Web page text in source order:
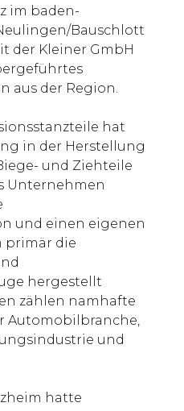
im baden-
Bauschlott
der Kleiner GmbH
aus der Region.
hat
in der Herstellung
und Ziehteile
Unternehmen
und einen eigenen
primär die
hergestellt
zählen namhafte
Automobilbranche,
und
hatte